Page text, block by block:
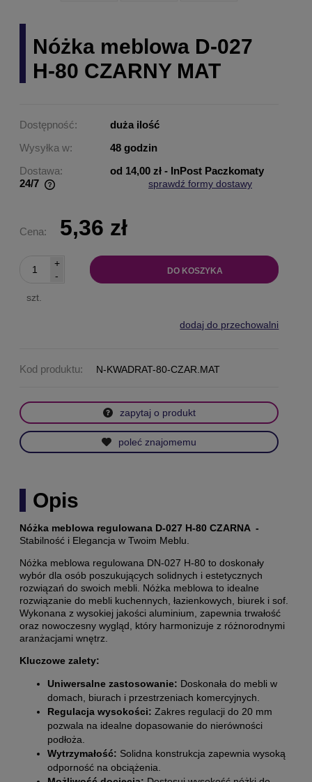
Nóżka meblowa D-027
H-80 CZARNY MAT
Dostępność:
duża ilość
Wysyłka w:
48 godzin
Dostawa:
od 14,00 zł - InPost Paczkomaty
24/7
sprawdź formy dostawy
Cena: 5,36 zł
-
+
szt.
DO KOSZYKA
dodaj do przechowalni
Kod produktu: N-KWADRAT-80-CZAR.MAT
zapytaj o produkt
poleć znajomemu
Opis
Nóżka meblowa regulowana D-027 H-80 CZARNA -
Stabilność i Elegancja w Twoim Meblu.
Nóżka meblowa regulowana DN-027 H-80 to doskonały
wybór dla osób poszukujących solidnych i estetycznych
rozwiązań do swoich mebli.
Nóżka meblowa to idealne
rozwiązanie do mebli kuchennych, łazienkowych, biurek i sof.
Wykonana z wysokiej jakości aluminium, zapewnia trwałość
oraz nowoczesny wygląd, który harmonizuje z różnorodnymi
aranżacjami wnętrz.
Kluczowe zalety:
Uniwersalne zastosowanie: Doskonała do mebli w
domach, biurach i przestrzeniach komercyjnych.
Regulacja wysokości: Zakres regulacji do 20 mm
pozwala na idealne dopasowanie do nierówności
podłoża.
Wytrzymałość: Solidna konstrukcja zapewnia wysoką
odporność na obciążenia.